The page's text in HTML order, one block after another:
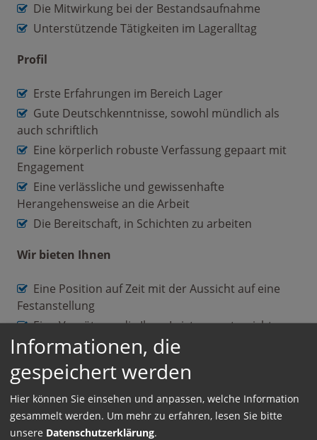
Die Mitwirkung bei der Bestandsaufnahme
Unterstützende Tätigkeiten im Lageralltag
Profil
Erste Erfahrungen im Bereich Lager
Gute Deutschkenntnisse, sowohl mündlich als
auch schriftlich
Eine körperlich robuste Verfassung gepaart mit
Engagement
Eine verlässliche und gewissenhafte
Herangehensweise an die Arbeit
Die Bereitschaft, in Schichten zu arbeiten
Wir bieten Ihnen
Eine Position auf Zeit mit der Aussicht auf eine
Festanstellung
Eine Vergütung, die Ihrer Leistung entspricht
Ein freundliches Arbeitsklima innerhalb eines
dynamischen Kollegiums
Reguläre Arbeitszeiten
Sollten Sie nach einer neuen beruflichen
Informationen, die
gespeichert werden
Hier können Sie einsehen und anpassen, welche Information
gesammelt werden. Um mehr zu erfahren, lesen Sie bitte
unsere Datenschutzerklärung.